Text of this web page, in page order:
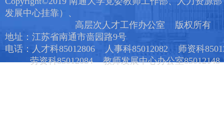
发展中心挂靠）、
高层次人才工作办公室 版权所有
地址：江苏省南通市啬园路9号
电话：人才科85012806 人事科85012082 师资科
劳资科85012084 教师发展中心办公室85012148